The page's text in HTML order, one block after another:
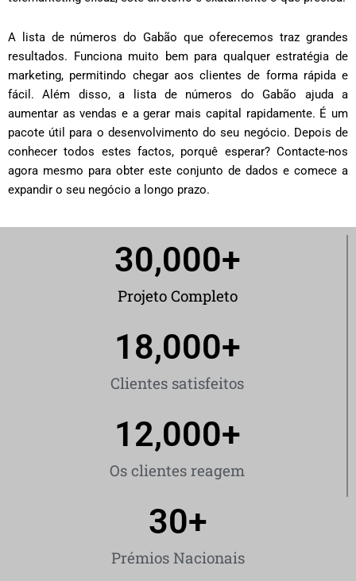
A lista de números do Gabão que oferecemos traz grandes
resultados. Funciona muito bem para qualquer estratégia de
marketing, permitindo chegar aos clientes de forma rápida e
fácil. Além disso, a lista de números do Gabão ajuda a
aumentar as vendas e a gerar mais capital rapidamente. É um
pacote útil para o desenvolvimento do seu negócio. Depois de
conhecer todos estes factos, porquê esperar? Contacte-nos
agora mesmo para obter este conjunto de dados e comece a
expandir o seu negócio a longo prazo.
Projeto Completo
30,000+
Clientes satisfeitos
18,000+
Os clientes reagem
12,000+
Prémios Nacionais
30+